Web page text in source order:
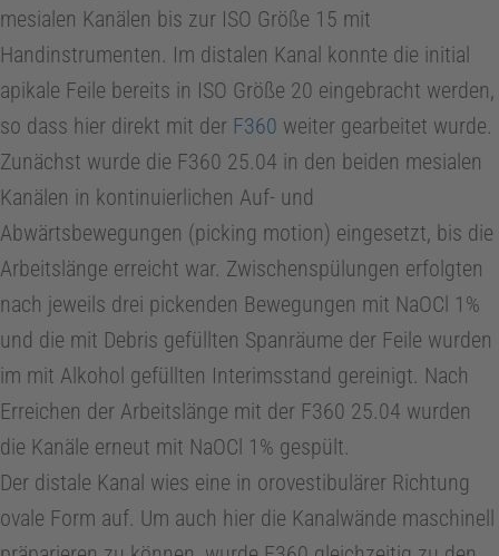
mesialen Kanälen bis zur ISO Größe 15 mit
Handinstrumenten. Im distalen Kanal konnte die initial
apikale Feile bereits in ISO Größe 20 eingebracht werden,
so dass hier direkt mit der F360 weiter gearbeitet wurde.
Zunächst wurde die F360 25.04 in den beiden mesialen
Kanälen in kontinuierlichen Auf- und
Abwärtsbewegungen (picking motion) eingesetzt, bis die
Arbeitslänge erreicht war. Zwischenspülungen erfolgten
nach jeweils drei pickenden Bewegungen mit NaOCl 1%
und die mit Debris gefüllten Spanräume der Feile wurden
im mit Alkohol gefüllten Interimsstand gereinigt. Nach
Erreichen der Arbeitslänge mit der F360 25.04 wurden
die Kanäle erneut mit NaOCl 1% gespült.
Der distale Kanal wies eine in orovestibulärer Richtung
ovale Form auf. Um auch hier die Kanalwände maschinell